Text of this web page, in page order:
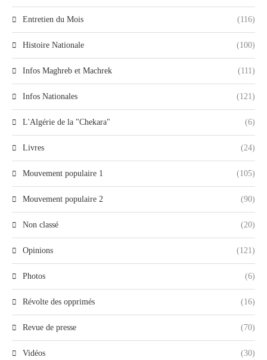
Entretien du Mois (116)
Histoire Nationale (100)
Infos Maghreb et Machrek (111)
Infos Nationales (121)
L'Algérie de la "Chekara" (6)
Livres (24)
Mouvement populaire 1 (105)
Mouvement populaire 2 (90)
Non classé (20)
Opinions (121)
Photos (6)
Révolte des opprimés (16)
Revue de presse (70)
Vidéos (30)